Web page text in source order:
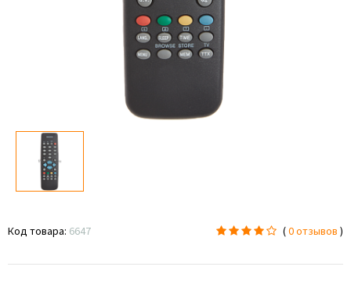
Код товара: 6647 (0 отзывов )